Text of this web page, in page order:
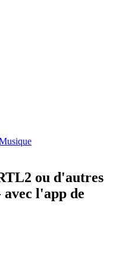
ou d'autres
l'app de